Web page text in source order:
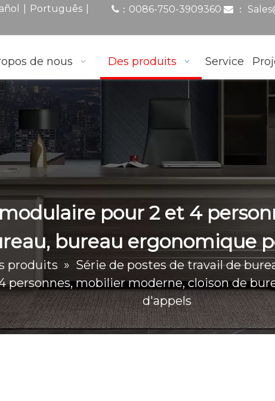
Português ： 0086-750-3909360 ：
de nous Des produits Service
pour 2 et 4
bureau ergonomique
produits » Série de postes de travail de
personnes, mobilier moderne, cloison de
d'appels